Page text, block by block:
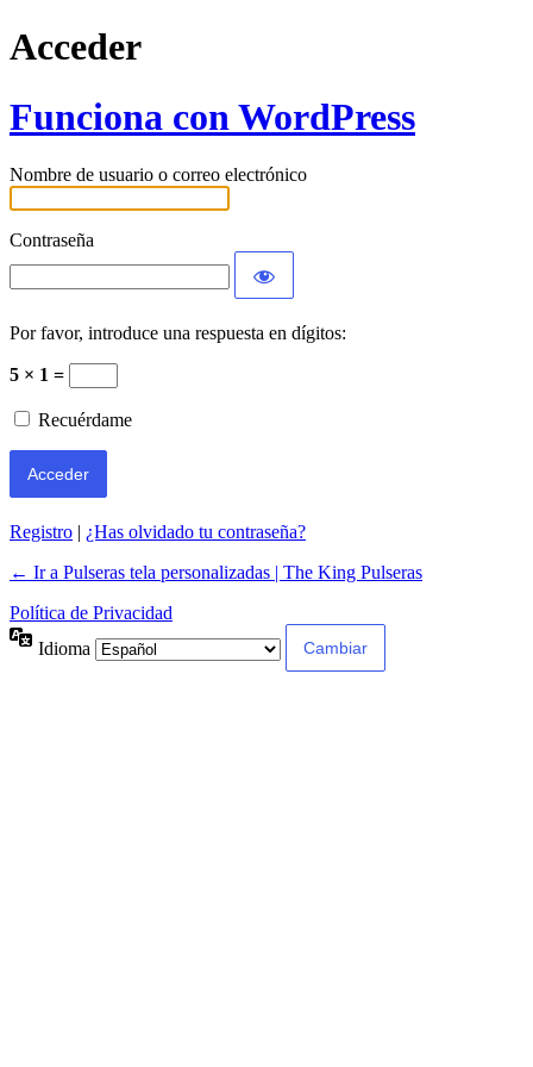
Acceder
Funciona con WordPress
Nombre de usuario o correo electrónico
Contraseña
Por favor, introduce una respuesta en dígitos:
5 × 1 =
Recuérdame
Registro | ¿Has olvidado tu contraseña?
← Ir a Pulseras tela personalizadas | The King Pulseras
Política de Privacidad
Idioma